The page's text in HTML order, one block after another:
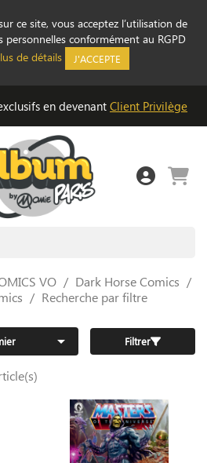
ce site, vous acceptez l’utilisation de
personnelles conformément au RGPD
de détails J'ACCEPTE
en devenant Client Privilège
VO
Dark Horse Comics
Recherche par filtre
 Filtrer